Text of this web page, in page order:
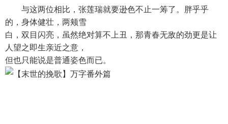
与这两位相比，张莲瑞就要逊色不止一筹了。胖乎乎
的，身体健壮，两颊雪
白，双目闪亮，虽然绝对算不上丑，那青春无敌的劲更是让
人望之即生亲近之意，
但也只能说是普通姿色而已。